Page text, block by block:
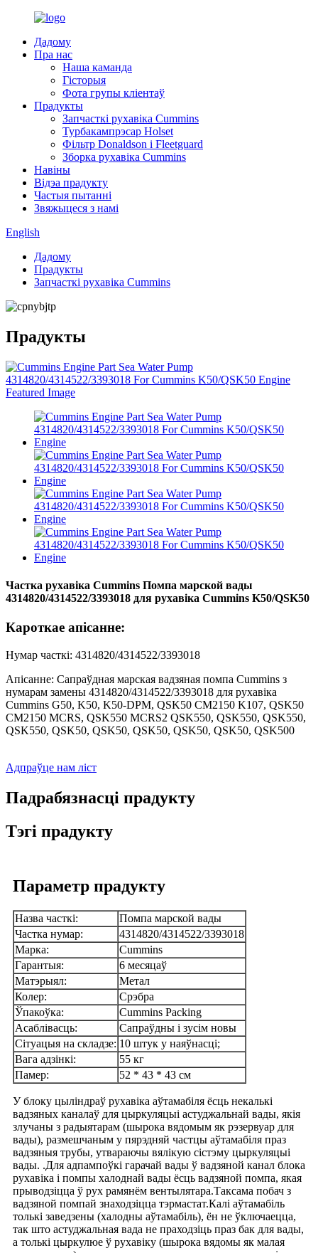
Дадому
Пра нас
Наша каманда
Гісторыя
Фота групы кліентаў
Прадукты
Запчасткі рухавіка Cummins
Турбакампрэсар Holset
Фільтр Donaldson і Fleetguard
Зборка рухавіка Cummins
Навіны
Відэа прадукту
Частыя пытанні
Звяжыцеся з намі
English
Дадому
Прадукты
Запчасткі рухавіка Cummins
Прадукты
Частка рухавіка Cummins Помпа марской вады
4314820/4314522/3393018 для рухавіка Cummins K50/QSK50
Кароткае апісанне:
Нумар часткі: 4314820/4314522/3393018
Апісанне: Сапраўдная марская вадзяная помпа Cummins з
нумарам замены 4314820/4314522/3393018 для рухавіка
Cummins G50, K50, K50-DPM, QSK50 CM2150 K107, QSK50
CM2150 MCRS, QSK550 MCRS2 QSK550, QSK550, QSK550,
QSK550, QSK50, QSK50, QSK50, QSK50, QSK50, QSK500
Адпраўце нам ліст
Падрабязнасці прадукту
Тэгі прадукту
Параметр прадукту
Назва часткі:
Помпа марской вады
Частка нумар:
4314820/4314522/3393018
Марка:
Cummins
Гарантыя:
6 месяцаў
Матэрыял:
Метал
Колер:
Срэбра
Ўпакоўка:
Cummins Packing
Асаблівасць:
Сапраўдны і зусім новы
Сітуацыя на складзе: 10 штук у наяўнасці;
Вага адзінкі:
55 кг
Памер:
52 * 43 * 43 см
У блоку цыліндраў рухавіка аўтамабіля ёсць некалькі
вадзяных каналаў для цыркуляцыі астуджальнай вады, якія
злучаны з радыятарам (шырока вядомым як рэзервуар для
вады), размешчаным у пярэдняй частцы аўтамабіля праз
вадзяныя трубы, утвараючы вялікую сістэму цыркуляцыі
вады. .Для адпампоўкі гарачай вады ў вадзяной канал блока
рухавіка і помпы халоднай вады ёсць вадзяной помпа, якая
прыводзіцца ў рух рамянём вентылятара.Таксама побач з
вадзяной помпай знаходзіцца тэрмастат.Калі аўтамабіль
толькі заведзены (халодны аўтамабіль), ён не ўключаецца,
так што астуджальная вада не праходзіць праз бак для вады,
а толькі цыркулюе ў рухавіку (шырока вядомы як малая